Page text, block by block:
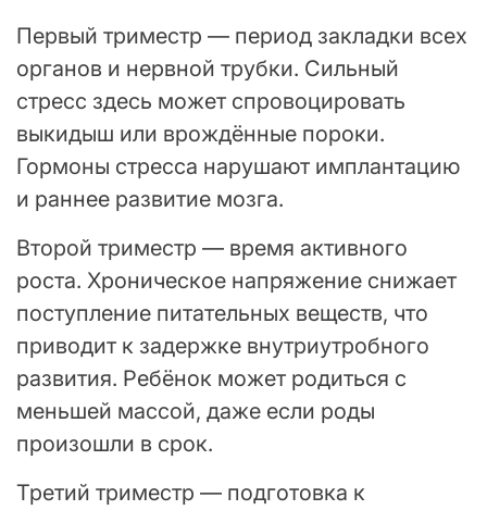
Первый триместр — период закладки всех
органов и нервной трубки. Сильный
стресс здесь может спровоцировать
выкидыш или врождённые пороки.
Гормоны стресса нарушают имплантацию
и раннее развитие мозга.
Второй триместр — время активного
роста. Хроническое напряжение снижает
поступление питательных веществ, что
приводит к задержке внутриутробного
развития. Ребёнок может родиться с
меньшей массой, даже если роды
произошли в срок.
Третий триместр — подготовка к